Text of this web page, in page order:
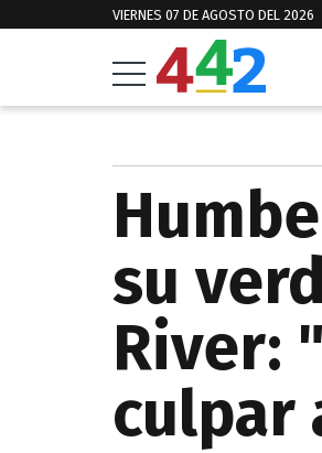
VIERNES 07 DE AGOSTO DEL 2026
su
River:
culpar